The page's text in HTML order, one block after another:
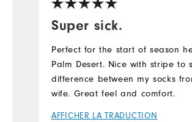
Super sick.
Perfect for the start of season
Palm Desert. Nice with stripe to
difference between my socks
wife. Great feel and comfort.
AFFICHER LA TRADUCTION